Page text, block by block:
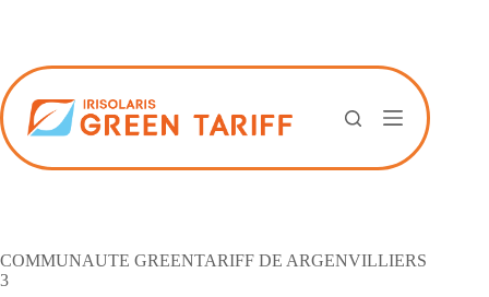
COMMUNAUTE GREENTARIFF DE ARGENVILLIERS
3